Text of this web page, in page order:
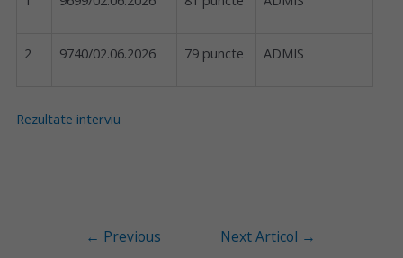
2 9740/02.06.2026 79 puncte ADMIS
Rezultate interviu
← Previous
Next Articol →